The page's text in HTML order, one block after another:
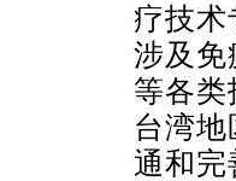
疗技术
涉及免
等各
台湾
通和完